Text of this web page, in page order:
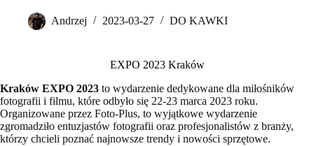
Andrzej 2023-03-27 DO KAWKI
EXPO 2023 Kraków
Kraków EXPO 2023 to wydarzenie dedykowane dla miłośników
fotografii i filmu, które odbyło się 22-23 marca 2023 roku.
Organizowane przez Foto-Plus, to wyjątkowe wydarzenie
zgromadziło entuzjastów fotografii oraz profesjonalistów z branży,
którzy chcieli poznać najnowsze trendy i nowości sprzętowe.